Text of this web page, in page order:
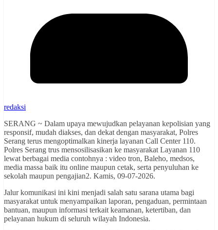
redaksi
SERANG ~ Dalam upaya mewujudkan pelayanan kepolisian yang
responsif, mudah diakses, dan dekat dengan masyarakat, Polres
Serang terus mengoptimalkan kinerja layanan Call Center 110.
Polres Serang trus mensosilisasikan ke masyarakat Layanan 110
lewat berbagai media contohnya : video tron, Baleho, medsos,
media massa baik itu online maupun cetak, serta penyuluhan ke
sekolah maupun pengajian2. Kamis, 09-07-2026.
Jalur komunikasi ini kini menjadi salah satu sarana utama bagi
masyarakat untuk menyampaikan laporan, pengaduan, permintaan
bantuan, maupun informasi terkait keamanan, ketertiban, dan
pelayanan hukum di seluruh wilayah Indonesia.